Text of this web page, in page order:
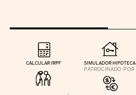
CALCULAR IRPF SIMULADOR HIPOTECA